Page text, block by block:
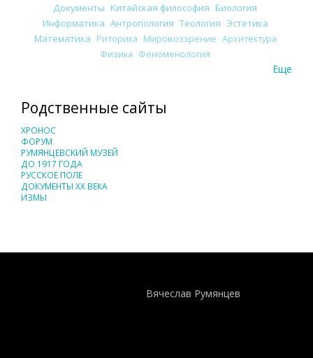
Документы Китайская философия Биология
Информатика Антропология Теология Эстетика
Математика Риторика Мировоззрение Архитектура
Физика Феноменология
Еще
Родственные сайты
ХРОНОС
ФОРУМ
РУМЯНЦЕВСКИЙ МУЗЕЙ
ДО 1917 ГОДА
РУССКОЕ ПОЛЕ
ДОКУМЕНТЫ XX ВЕКА
ИЗМЫ
Вячеслав Румянцев